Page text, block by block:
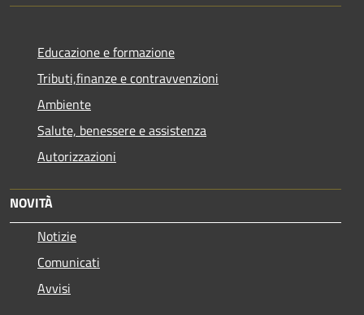
Educazione e formazione
Tributi,finanze e contravvenzioni
Ambiente
Salute, benessere e assistenza
Autorizzazioni
NOVITÀ
Notizie
Comunicati
Avvisi